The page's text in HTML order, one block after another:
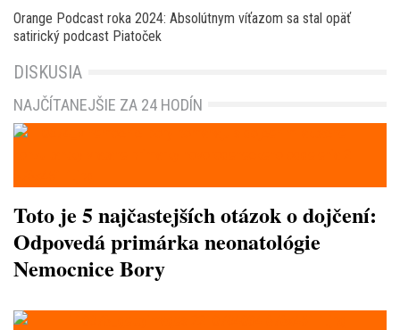
Orange Podcast roka 2024: Absolútnym víťazom sa stal opäť
satirický podcast Piatoček
DISKUSIA
NAJČÍTANEJŠIE ZA 24 HODÍN
Toto je 5 najčastejších otázok o dojčení:
Odpovedá primárka neonatológie
Nemocnice Bory